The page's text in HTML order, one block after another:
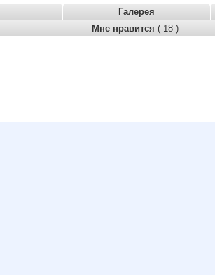
Галерея
Мне нравится ( 18 )